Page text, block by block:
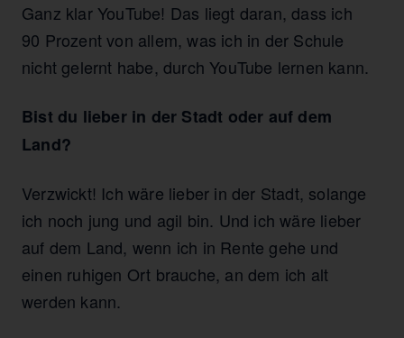
Ganz klar YouTube! Das liegt daran, dass ich
90 Prozent von allem, was ich in der Schule
nicht gelernt habe, durch YouTube lernen kann.
Bist du lieber in der Stadt oder auf dem
Land?
Verzwickt! Ich wäre lieber in der Stadt, solange
ich noch jung und agil bin. Und ich wäre lieber
auf dem Land, wenn ich in Rente gehe und
einen ruhigen Ort brauche, an dem ich alt
werden kann.